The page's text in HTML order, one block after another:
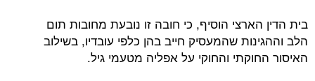
בית הדין הארצי הוסיף, כי חובה זו נובעת מחובות תום
הלב וההגינות שהמעסיק חייב בהן כלפי עובדיו, בשילוב
האיסור החוקתי והחוקי על אפליה מטעמי גיל.